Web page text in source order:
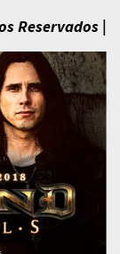
Reservados |